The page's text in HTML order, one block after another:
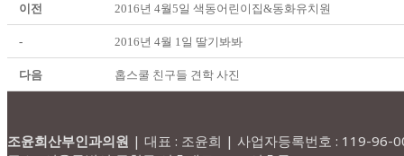
이전 2016년 4월5일 색동어린이집&동화유치원
- 2016년 4월 1일 딸기봐봐
다음 홉스쿨 친구들 견학 사진
조윤희산부인과의원 | 대표 : 조윤희 | 사업자등록번호 : 119-